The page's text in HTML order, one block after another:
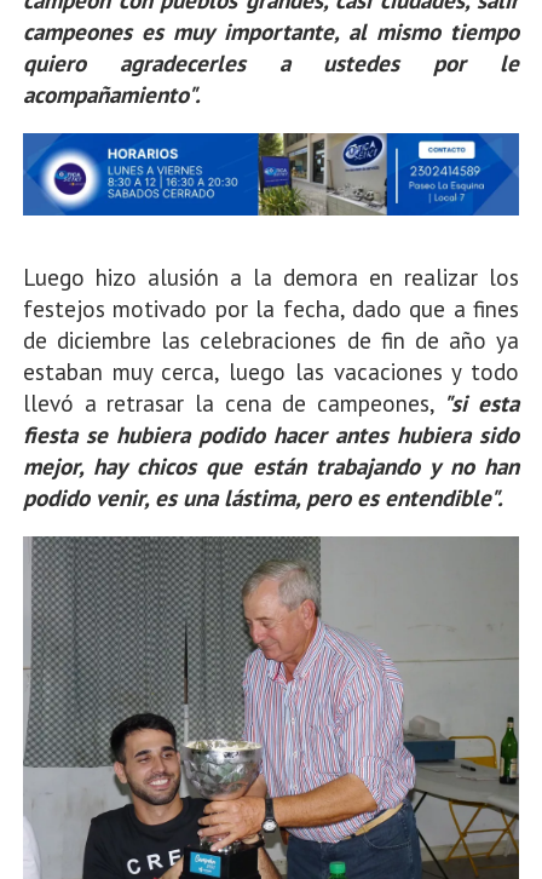
campeones es muy importante, al mismo tiempo
quiero agradecerles a ustedes por le
acompañamiento".
Luego hizo alusión a la demora en realizar los
festejos motivado por la fecha, dado que a fines
de diciembre las celebraciones de fin de año ya
estaban muy cerca, luego las vacaciones y todo
llevó a retrasar la cena de campeones, "si esta
fiesta se hubiera podido hacer antes hubiera sido
mejor, hay chicos que están trabajando y no han
podido venir, es una lástima, pero es entendible".